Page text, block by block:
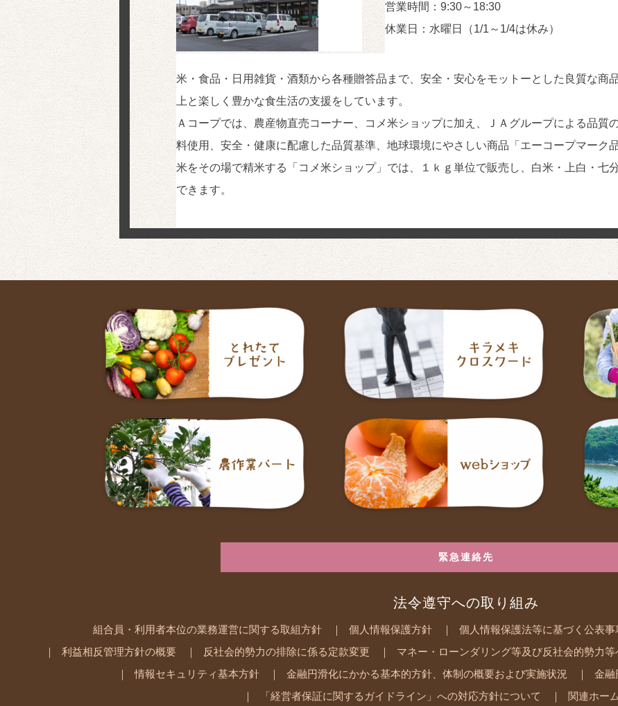
営業時間：9:30～18:30
休業日：水曜日（1/1～1/4は休み）
米・食品・日用雑貨・酒類から各種贈答品まで、安全・安心をモットーとした良質な商
上と楽しく豊かな食生活の支援をしています。
Ａコープでは、農産物直売コーナー、コメ米ショップに加え、ＪＡグループによる品質
料使用、安全・健康に配慮した品質基準、地球環境にやさしい商品「エーコープマーク
米をその場で精米する「コメ米ショップ」では、１ｋｇ単位で販売し、白米・上白・七
できます。
緊急連絡先
法令遵守への取り組み
組合員・利用者本位の業務運営に関する取組方針 個人情報保護方針 個人情報保護法等に基づく公表
利益相反管理方針の概要 反社会的勢力の排除に係る定款変更 マネー・ローンダリング等及び反社会的勢力
情報セキュリティ基本方針 金融円滑化にかかる基本的方針、体制の概要および実施状況 金融
「経営者保証に関するガイドライン」への対応方針について 関連ホー